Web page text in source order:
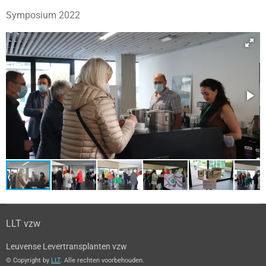
Symposium 2022
LLT vzw
Leuvense Levertransplanten vzw
© Copyright by LLT. Alle rechten voorbehouden.